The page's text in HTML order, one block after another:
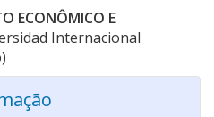
ECONÔMICO E
Internacional